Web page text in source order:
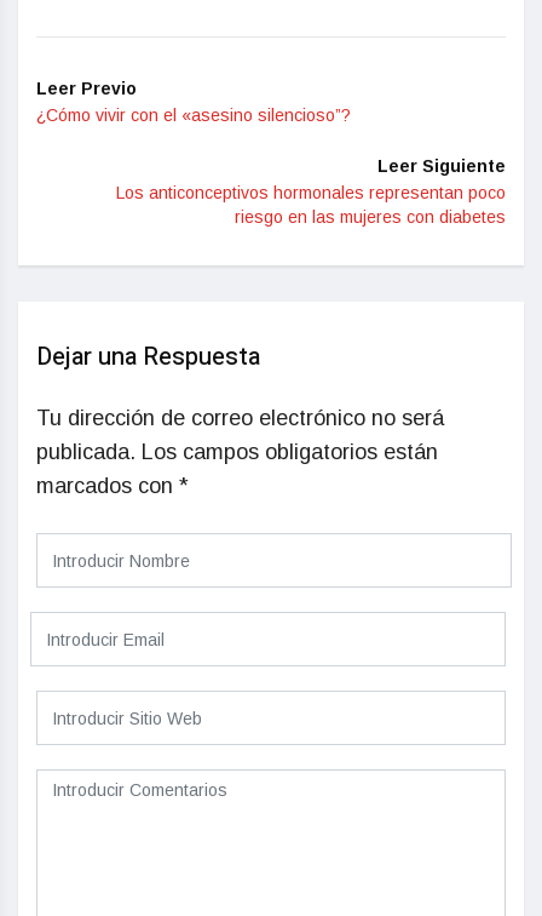
Leer Previo
¿Cómo vivir con el «asesino silencioso”?
Leer Siguiente
Los anticonceptivos hormonales representan poco
riesgo en las mujeres con diabetes
Dejar una Respuesta
Tu dirección de correo electrónico no será
publicada. Los campos obligatorios están
marcados con *